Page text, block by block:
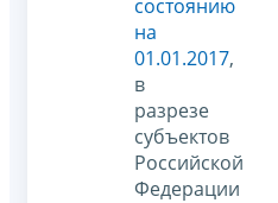
состоянию
на
01.01.2017,
в
разрезе
субъектов
Российской
Федерации